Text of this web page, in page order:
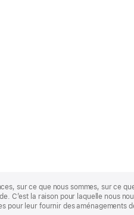
sur ce que nous sommes, sur ce
C’est la raison pour laquelle nous
pour leur fournir des aménagements